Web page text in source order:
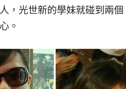
，光世新的學妹就碰到兩
。